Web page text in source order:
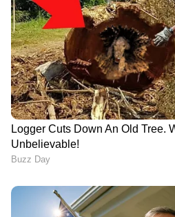
സിപിഎമ്മിന്റെ സൈബർ
ആരാണ്
പൊലീസിനേയും
അര്‍ജുന്‍ ആയങ്കി?